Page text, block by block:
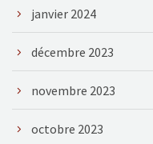
janvier 2024
décembre 2023
novembre 2023
octobre 2023